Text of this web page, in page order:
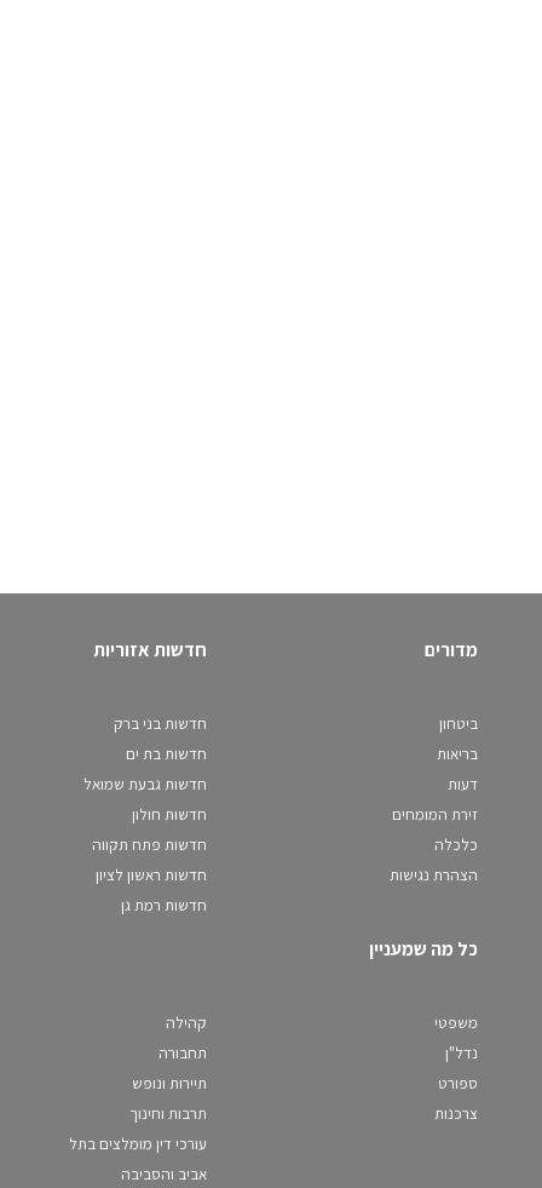
מדורים
ביטחון
בריאות
דעות
זירת המומחים
כלכלה
הצהרת נגישות
חדשות אזוריות
חדשות בני ברק
חדשות בת ים
חדשות גבעת שמואל
חדשות חולון
חדשות פתח תקווה
חדשות ראשון לציון
חדשות רמת גן
כל מה שמעניין
משפטי
נדל"ן
ספורט
צרכנות
קהילה
תחבורה
תיירות ונופש
תרבות וחינוך
עורכי דין מומלצים בתל
אביב והסביבה